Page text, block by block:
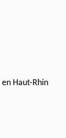
Haut-Rhin